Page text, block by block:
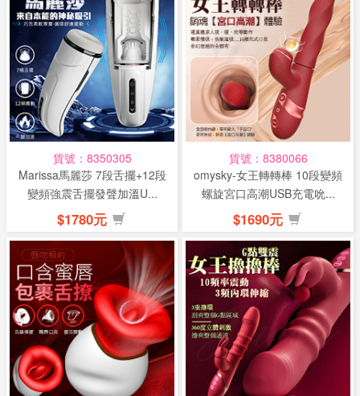
貨號：8350305
Marissa馬麗莎 7段舌擺+12段
變頻強震舌擺發聲加溫U...
$1780元
貨號：8380066
omysky-女王轉轉棒 10段變頻
螺旋宮口高潮USB充電吮...
$1690元